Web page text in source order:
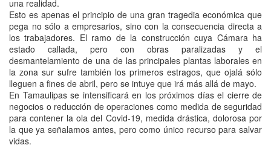
una realidad.
Esto es apenas el principio de una gran tragedia económica que
pega no sólo a empresarios, sino con la consecuencia directa a
los trabajadores. El ramo de la construcción cuya Cámara ha
estado callada, pero con obras paralizadas y el
desmantelamiento de una de las principales plantas laborales en
la zona sur sufre también los primeros estragos, que ojalá sólo
lleguen a fines de abril, pero se intuye que irá más allá de mayo.
En Tamaulipas se intensificará en los próximos días el cierre de
negocios o reducción de operaciones como medida de seguridad
para contener la ola del Covid-19, medida drástica, dolorosa por
la que ya señalamos antes, pero como único recurso para salvar
vidas.